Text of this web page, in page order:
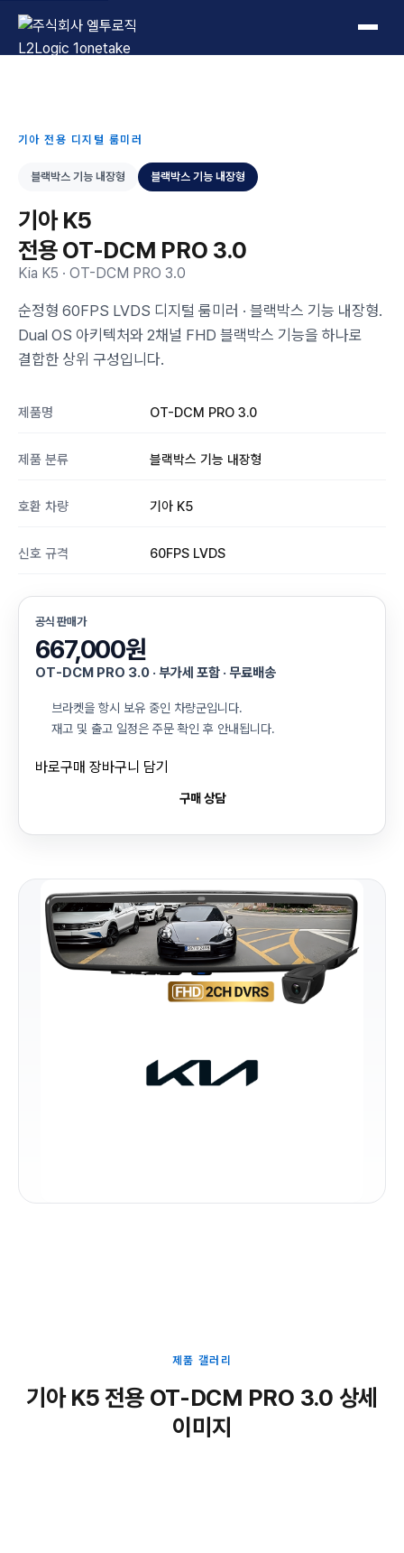
L2Logic 1onetake
기아 전용 디지털 룸미러
블랙박스 기능 내장형 블랙박스 기능 내장형
기아 K5
전용 OT-DCM PRO 3.0
Kia K5 · OT-DCM PRO 3.0
순정형 60FPS LVDS 디지털 룸미러 · 블랙박스 기능 내장형.
Dual OS 아키텍처와 2채널 FHD 블랙박스 기능을 하나로
결합한 상위 구성입니다.
제품명 OT-DCM PRO 3.0
제품 분류 블랙박스 기능 내장형
호환 차량 기아 K5
신호 규격 60FPS LVDS
공식 판매가
667,000원
OT-DCM PRO 3.0 · 부가세 포함 · 무료배송
브라켓을 항시 보유 중인 차량군입니다.
재고 및 출고 일정은 주문 확인 후 안내됩니다.
바로구매 장바구니 담기
구매 상담
제품 갤러리
기아 K5 전용 OT-DCM PRO 3.0 상세
이미지